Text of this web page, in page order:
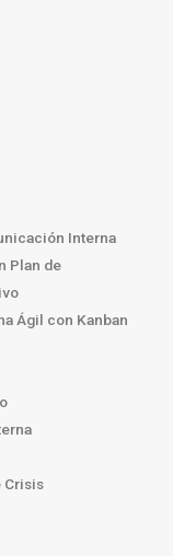
Interna
Plan de
Ágil con Kanban
Crisis